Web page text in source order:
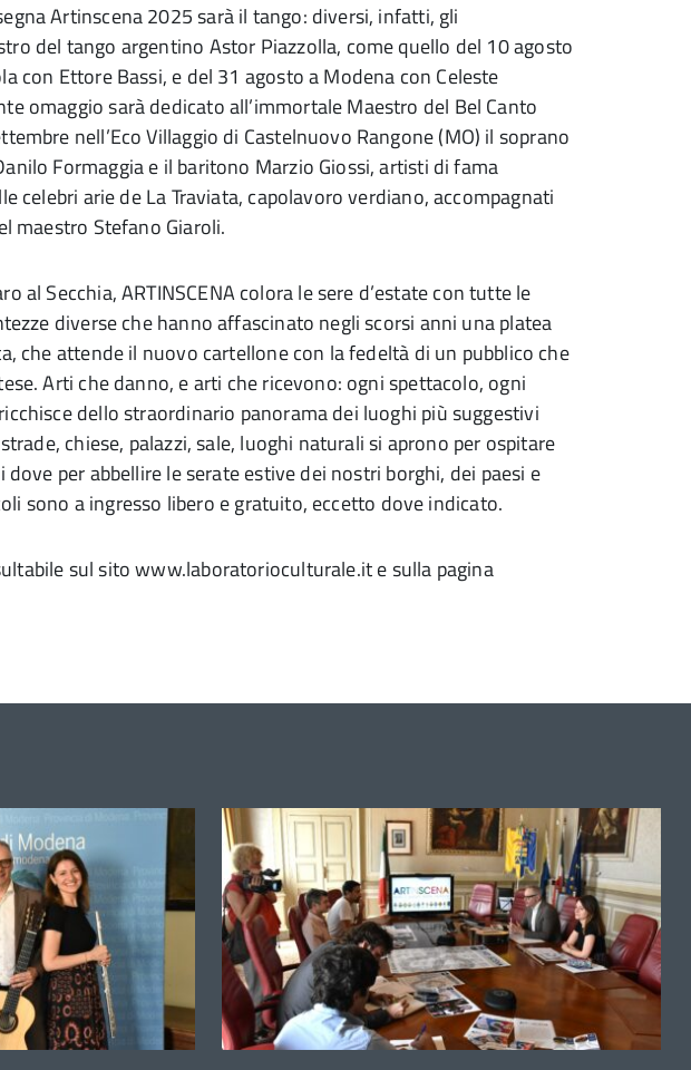
Artinscena 2025 sarà il tango: diversi, infatti, gli
del tango argentino Astor Piazzolla, come quello del 10 agosto
con Ettore Bassi, e del 31 agosto a Modena con Celeste
omaggio sarà dedicato all’immortale Maestro del Bel Canto
nell’Eco Villaggio di Castelnuovo Rangone (MO) il soprano
Formaggia e il baritono Marzio Giossi, artisti di fama
celebri arie de La Traviata, capolavoro verdiano, accompagnati
maestro Stefano Giaroli.
al Secchia, ARTINSCENA colora le sere d’estate con tutte le
diverse che hanno affascinato negli scorsi anni una platea
che attende il nuovo cartellone con la fedeltà di un pubblico che
Arti che danno, e arti che ricevono: ogni spettacolo, ogni
dello straordinario panorama dei luoghi più suggestivi
chiese, palazzi, sale, luoghi naturali si aprono per ospitare
per abbellire le serate estive dei nostri borghi, dei paesi e
sono a ingresso libero e gratuito, eccetto dove indicato.
sul sito www.laboratorioculturale.it e sulla pagina